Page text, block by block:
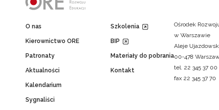
O nas
Kierownictwo ORE
Patronaty
Aktualności
Kalendarium
Sygnaliści
Szkolenia
BIP
Materiały do pobrania
Kontakt
Ośrodek
w Warszawie
Aleje
00-478
tel. 22 345 37 00
fax 22 345 37 70